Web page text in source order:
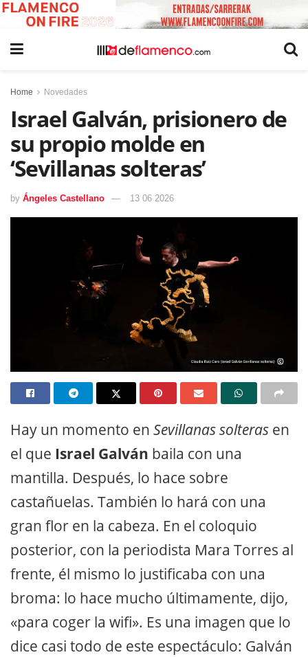
Home Novedades
Israel Galván, prisionero de
su propio molde en
‘Sevillanas solteras’
by Ángeles Castellano 13 06 2026
Hay un momento en Sevillanas solteras en
el que Israel Galván baila con una
mantilla. Después, lo hace sobre
castañuelas. También lo hará con una
gran flor en la cabeza. En el coloquio
posterior, con la periodista Mara Torres al
frente, él mismo lo justificaba con una
broma: lo hace mucho últimamente, dijo,
«para coger la wifi». Es una imagen que lo
dice casi todo de este espectáculo: Galván